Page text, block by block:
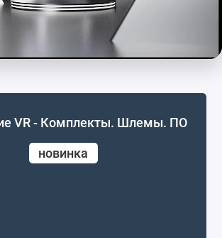
VR - Комплекты. Шлемы. ПО
новинка